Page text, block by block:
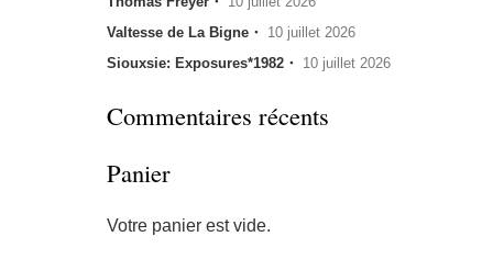
Valtesse de La Bigne・ 10 juillet 2026
Siouxsie: Exposures*1982・ 10 juillet 2026
Commentaires récents
Panier
Votre panier est vide.